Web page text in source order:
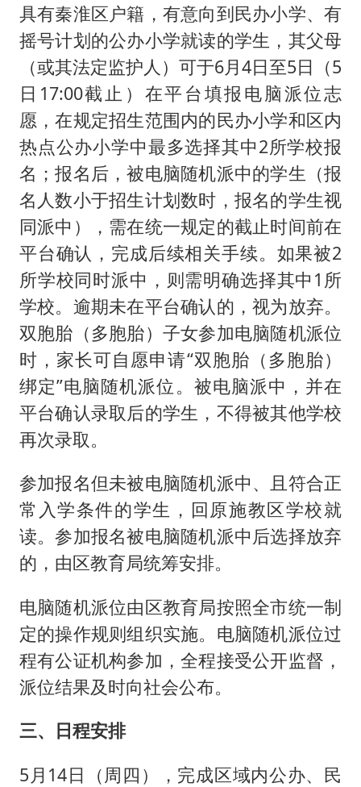
具有秦淮区户籍，有意向到民办小学、有
摇号计划的公办小学就读的学生，其父母
（或其法定监护人）可于6月4日至5日（5
日17:00截止）在平台填报电脑派位志
愿，在规定招生范围内的民办小学和区内
热点公办小学中最多选择其中2所学校报
名；报名后，被电脑随机派中的学生（报
名人数小于招生计划数时，报名的学生视
同派中），需在统一规定的截止时间前在
平台确认，完成后续相关手续。如果被2
所学校同时派中，则需明确选择其中1所
学校。逾期未在平台确认的，视为放弃。
双胞胎（多胞胎）子女参加电脑随机派位
时，家长可自愿申请“双胞胎（多胞胎）
绑定”电脑随机派位。被电脑派中，并在
平台确认录取后的学生，不得被其他学校
再次录取。
参加报名但未被电脑随机派中、且符合正
常入学条件的学生，回原施教区学校就
读。参加报名被电脑随机派中后选择放弃
的，由区教育局统筹安排。
电脑随机派位由区教育局按照全市统一制
定的操作规则组织实施。电脑随机派位过
程有公证机构参加，全程接受公开监督，
派位结果及时向社会公布。
三、日程安排
5月14日（周四），完成区域内公办、民